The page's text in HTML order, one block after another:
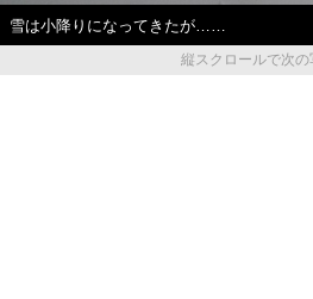
雪は小降りになってきたが……
縦スクロールで次の